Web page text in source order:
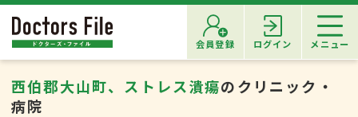
会員登録 ログイン メニュー
西伯郡大山町、ストレス潰瘍のクリニック・
病院